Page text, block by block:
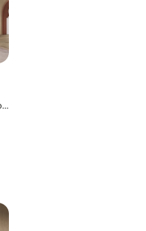
Распашной шкаф Лесама-3 Декор 5